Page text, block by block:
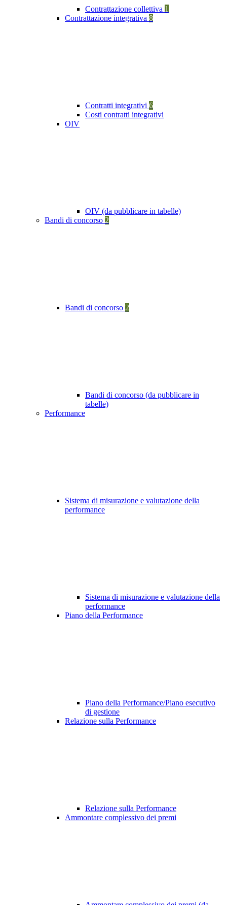
Contrattazione collettiva 1
Contrattazione integrativa 8
Contratti integrativi 6
Costi contratti integrativi
OIV
OIV (da pubblicare in tabelle)
Bandi di concorso 2
Bandi di concorso 2
Bandi di concorso (da pubblicare in
tabelle)
Performance
Sistema di misurazione e valutazione della
performance
Sistema di misurazione e valutazione della
performance
Piano della Performance
Piano della Performance/Piano esecutivo
di gestione
Relazione sulla Performance
Relazione sulla Performance
Ammontare complessivo dei premi